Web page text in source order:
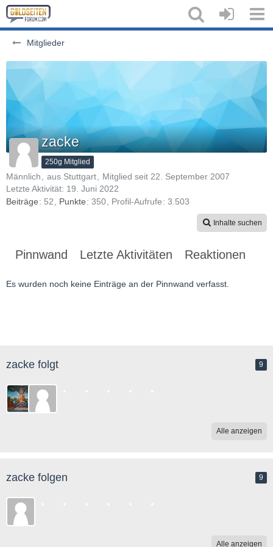
Mitglieder
zacke
250g Mitglied
Männlich aus Stuttgart
Mitglied seit 22. September 2007
Letzte Aktivität: 19. Juni 2022
Beiträge
52 Punkte 350 Profil-Aufrufe 3.503
Inhalte suchen
Pinnwand Letzte Aktivitäten Reaktionen
Es wurden noch keine Einträge an der Pinnwand verfasst.
zacke folgt 9
Alle anzeigen
zacke folgen 9
Alle anzeigen